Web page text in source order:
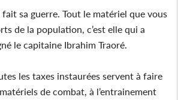
fait sa guerre. Tout le matériel que vous
de la population, c’est elle qui a
le capitaine Ibrahim Traoré.
les taxes instaurées servent à faire
de combat, à l’entrainement